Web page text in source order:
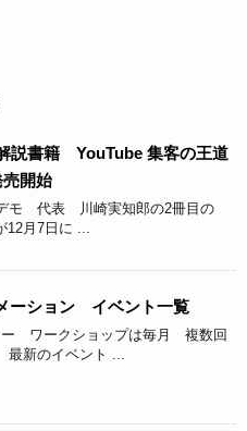
説書籍 YouTube 集客の王道
開始
モ 代表 川崎実知郎の2冊目の
12月7日に ...
ーション イベント一覧
ー ワークショップは毎月 複数回
新のイベント ...